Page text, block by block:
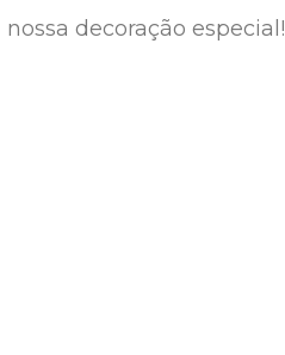
decoração especial!